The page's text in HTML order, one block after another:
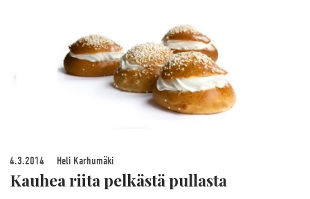
4.3.2014 Heli Karhumäki
Kauhea riita pelkästä pullasta